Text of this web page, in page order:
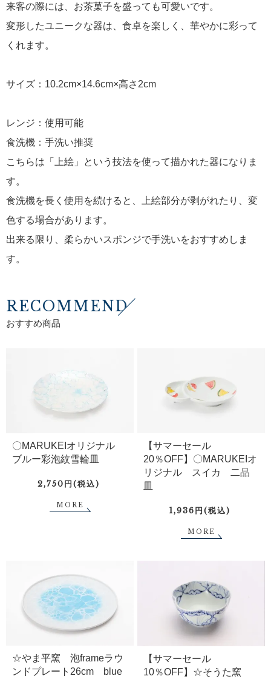
来客の際には、お茶菓子を盛っても可愛いです。
変形したユニークな器は、食卓を楽しく、華やかに彩って
くれます。
サイズ：10.2cm×14.6cm×高さ2cm
レンジ：使用可能
食洗機：手洗い推奨
こちらは「上絵」という技法を使って描かれた器になりま
す。
食洗機を長く使用を続けると、上絵部分が剥がれたり、変
色する場合があります。
出来る限り、柔らかいスポンジで手洗いをおすすめしま
す。
RECOMMEND
おすすめ商品
〇MARUKEIオリジナル
ブルー彩泡紋雪輪皿
2,750円(税込)
MORE
【サマーセール
20％OFF】〇MARUKEIオ
リジナル スイカ 二品
皿
1,936円(税込)
MORE
☆やま平窯 泡frameラウ
ンドプレート26cm blue
【サマーセール
10％OFF】☆そうた窯